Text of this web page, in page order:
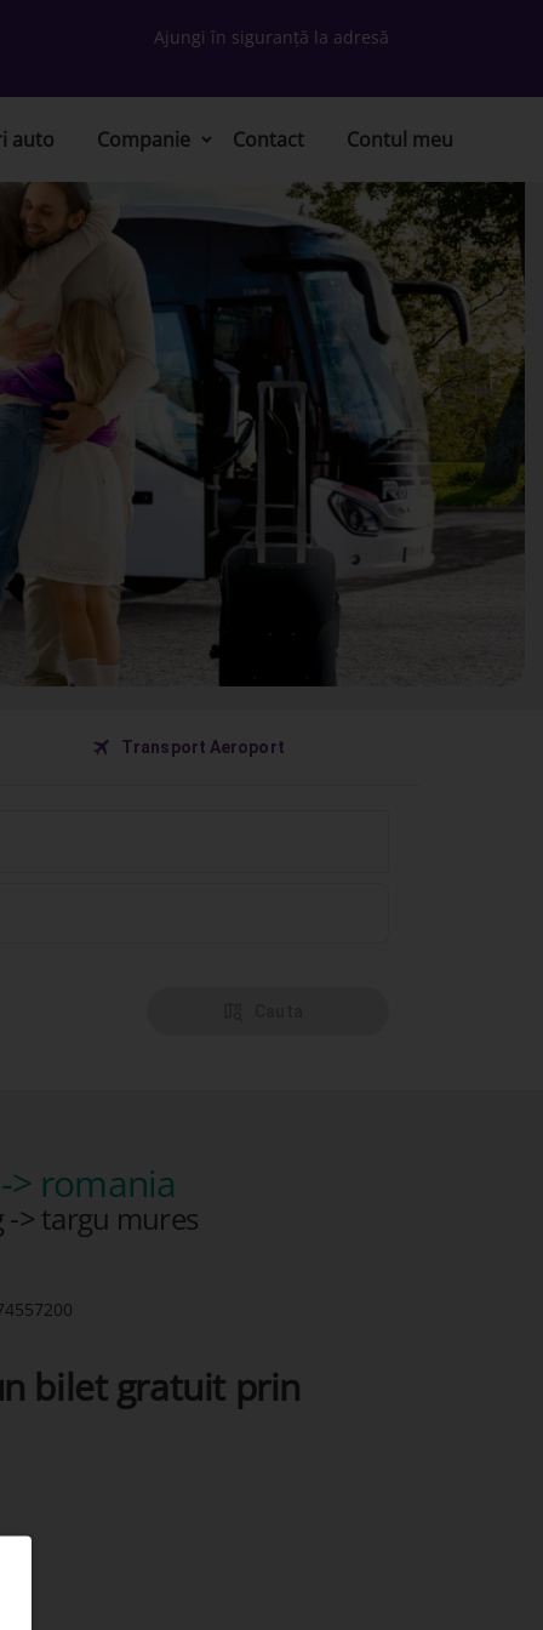
Ajungi în siguranță la adresă
auto Companie Contact Contul meu
󰀝 Transport Aeroport
romania
> targu mures
bilet gratuit prin